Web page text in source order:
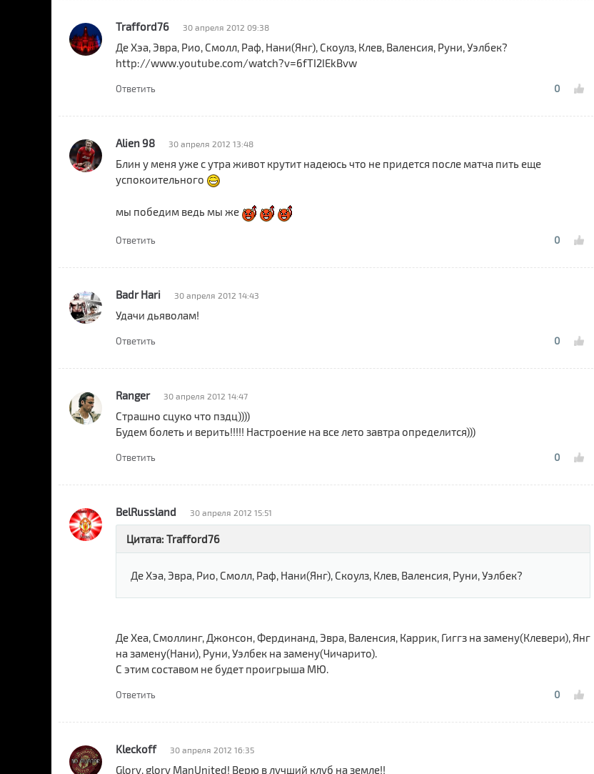
Trafford76 30 апреля 2012 09:38
Де Хэа, Эвра, Рио, Смолл, Раф, Нани(Янг), Скоулз, Клев, Валенсия, Руни, Уэлбек?
http://www.youtube.com/watch?v=6fTI2IEkBvw
Ответить 0
Alien 98 30 апреля 2012 13:48
Блин у меня уже с утра живот крутит надеюсь что не придется после матча пить еще
успокоительного
мы победим ведь мы же
Ответить 0
Badr Hari 30 апреля 2012 14:43
Удачи дьяволам!
Ответить 0
Ranger 30 апреля 2012 14:47
Страшно сцуко что пздц))))
Будем болеть и верить!!!!! Настроение на все лето завтра определится)))
Ответить 0
BelRussland 30 апреля 2012 15:51
Цитата: Trafford76
Де Хэа, Эвра, Рио, Смолл, Раф, Нани(Янг), Скоулз, Клев, Валенсия, Руни, Уэлбек?
Де Хеа, Смоллинг, Джонсон, Фердинанд, Эвра, Валенсия, Каррик, Гиггз на замену(Клевери), Янг
на замену(Нани), Руни, Уэлбек на замену(Чичарито).
С этим составом не будет проигрыша МЮ.
Ответить 0
Kleckoff 30 апреля 2012 16:35
Glory, glory ManUnited! Верю в лучший клуб на земле!!